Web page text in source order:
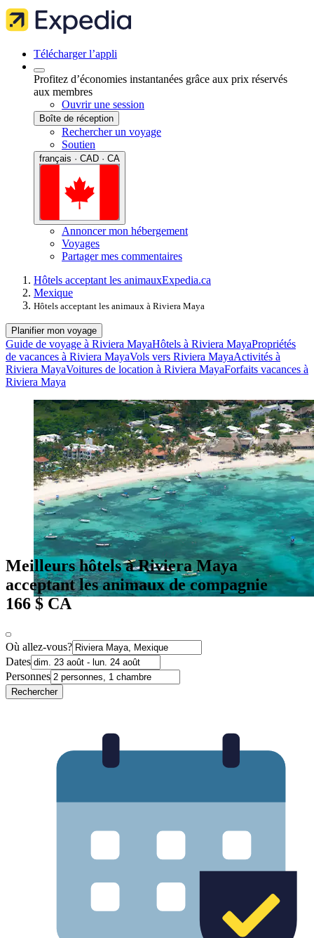
Télécharger l’appli
Profitez d’économies instantanées grâce aux prix réservés
aux membres
Ouvrir une session
Boîte de réception
Rechercher un voyage
Soutien
français · CAD · CA
Annoncer mon hébergement
Voyages
Partager mes commentaires
Hôtels acceptant les animauxExpedia.ca
Mexique
Hôtels acceptant les animaux à Riviera Maya
Planifier mon voyage
Guide de voyage à Riviera MayaHôtels à Riviera MayaPropriétés
de vacances à Riviera MayaVols vers Riviera MayaActivités à
Riviera MayaVoitures de location à Riviera MayaForfaits vacances à
Riviera Maya
Meilleurs hôtels à Riviera Maya
acceptant les animaux de compagnie
166 $ CA
Où allez-vous?
Dates
Personnes
Rechercher